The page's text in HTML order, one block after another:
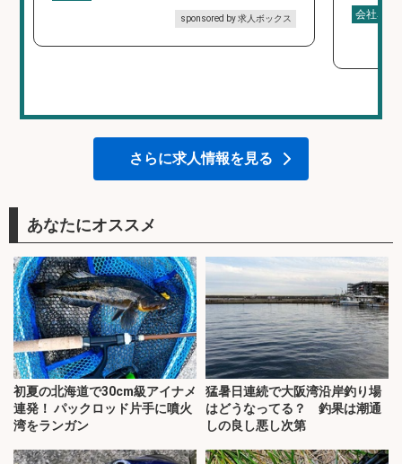
sponsored by 求人ボックス 会社名
さらに求人情報を見る
あなたにオススメ
初夏の北海道で30cm級アイナメ
連発！ パックロッド片手に噴火
湾をランガン
猛暑日連続で大阪湾沿岸釣り場
はどうなってる？ 釣果は潮通
しの良し悪し次第